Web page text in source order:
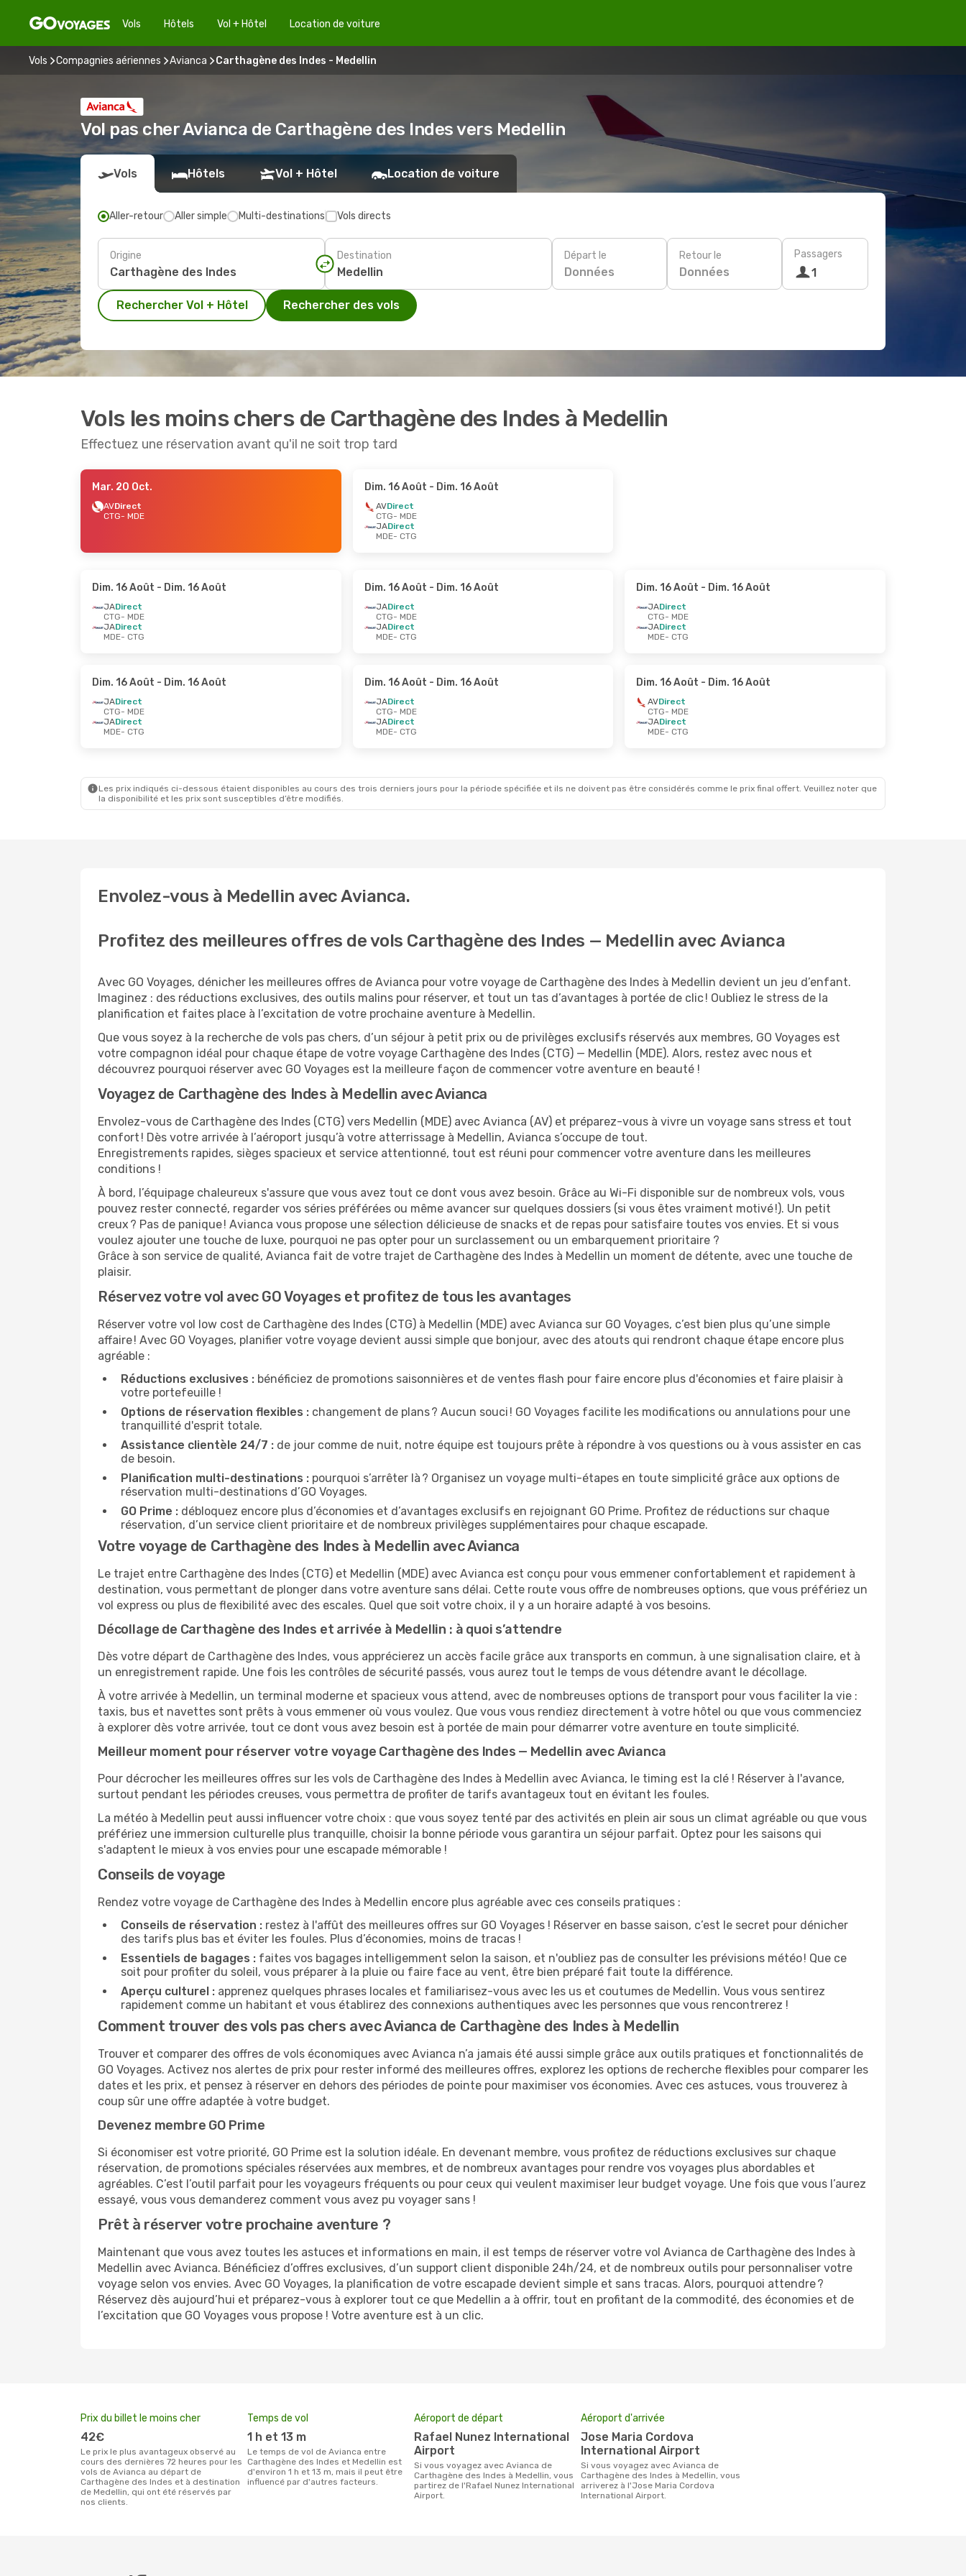
Vols Hôtels Vol + Hôtel Location de voiture
Vols Compagnies aériennes Avianca Carthagène des Indes - Medellin
Vol pas cher Avianca de Carthagène des Indes vers Medellin
Vols Hôtels Vol + Hôtel Location de voiture
Aller-retour Aller simple Multi-destinations Vols directs
Origine Destination Départ le
Données
Retour le
Données
Passagers
1
Rechercher Vol + Hôtel Rechercher des vols
Vols les moins chers de Carthagène des Indes à Medellin
Effectuez une réservation avant qu'il ne soit trop tard
Mar. 20 Oct.
AVDirect
CTG- MDE
Dim. 16 Août - Dim. 16 Août
AVDirect
CTG- MDE
JADirect
MDE- CTG
Dim. 16 Août - Dim. 16 Août
JADirect
CTG- MDE
JADirect
MDE- CTG
Dim. 16 Août - Dim. 16 Août
JADirect
CTG- MDE
JADirect
MDE- CTG
Dim. 16 Août - Dim. 16 Août
JADirect
CTG- MDE
JADirect
MDE- CTG
Dim. 16 Août - Dim. 16 Août
JADirect
CTG- MDE
JADirect
MDE- CTG
Dim. 16 Août - Dim. 16 Août
JADirect
CTG- MDE
JADirect
MDE- CTG
Dim. 16 Août - Dim. 16 Août
AVDirect
CTG- MDE
JADirect
MDE- CTG
Les prix indiqués ci-dessous étaient disponibles au cours des trois derniers jours pour la période spécifiée et ils ne doivent pas être considérés comme le prix final offert. Veuillez noter que
la disponibilité et les prix sont susceptibles d’être modifiés.
Envolez-vous à Medellin avec Avianca.
Profitez des meilleures offres de vols Carthagène des Indes — Medellin avec Avianca
Avec GO Voyages, dénicher les meilleures offres de Avianca pour votre voyage de Carthagène des Indes à Medellin devient un jeu d’enfant.
Imaginez : des réductions exclusives, des outils malins pour réserver, et tout un tas d’avantages à portée de clic ! Oubliez le stress de la
planification et faites place à l’excitation de votre prochaine aventure à Medellin.
Que vous soyez à la recherche de vols pas chers, d’un séjour à petit prix ou de privilèges exclusifs réservés aux membres, GO Voyages est
votre compagnon idéal pour chaque étape de votre voyage Carthagène des Indes (CTG) — Medellin (MDE). Alors, restez avec nous et
découvrez pourquoi réserver avec GO Voyages est la meilleure façon de commencer votre aventure en beauté !
Voyagez de Carthagène des Indes à Medellin avec Avianca
Envolez-vous de Carthagène des Indes (CTG) vers Medellin (MDE) avec Avianca (AV) et préparez-vous à vivre un voyage sans stress et tout
confort ! Dès votre arrivée à l’aéroport jusqu’à votre atterrissage à Medellin, Avianca s’occupe de tout.
Enregistrements rapides, sièges spacieux et service attentionné, tout est réuni pour commencer votre aventure dans les meilleures
conditions !
À bord, l’équipage chaleureux s'assure que vous avez tout ce dont vous avez besoin. Grâce au Wi-Fi disponible sur de nombreux vols, vous
pouvez rester connecté, regarder vos séries préférées ou même avancer sur quelques dossiers (si vous êtes vraiment motivé !). Un petit
creux ? Pas de panique ! Avianca vous propose une sélection délicieuse de snacks et de repas pour satisfaire toutes vos envies. Et si vous
voulez ajouter une touche de luxe, pourquoi ne pas opter pour un surclassement ou un embarquement prioritaire ?
Grâce à son service de qualité, Avianca fait de votre trajet de Carthagène des Indes à Medellin un moment de détente, avec une touche de
plaisir.
Réservez votre vol avec GO Voyages et profitez de tous les avantages
Réserver votre vol low cost de Carthagène des Indes (CTG) à Medellin (MDE) avec Avianca sur GO Voyages, c’est bien plus qu’une simple
affaire ! Avec GO Voyages, planifier votre voyage devient aussi simple que bonjour, avec des atouts qui rendront chaque étape encore plus
agréable :
Réductions exclusives : bénéficiez de promotions saisonnières et de ventes flash pour faire encore plus d'économies et faire plaisir à
votre portefeuille !
Options de réservation flexibles : changement de plans ? Aucun souci ! GO Voyages facilite les modifications ou annulations pour une
tranquillité d'esprit totale.
Assistance clientèle 24/7 : de jour comme de nuit, notre équipe est toujours prête à répondre à vos questions ou à vous assister en cas
de besoin.
Planification multi-destinations : pourquoi s’arrêter là ? Organisez un voyage multi-étapes en toute simplicité grâce aux options de
réservation multi-destinations d’GO Voyages.
GO Prime : débloquez encore plus d’économies et d’avantages exclusifs en rejoignant GO Prime. Profitez de réductions sur chaque
réservation, d’un service client prioritaire et de nombreux privilèges supplémentaires pour chaque escapade.
Votre voyage de Carthagène des Indes à Medellin avec Avianca
Le trajet entre Carthagène des Indes (CTG) et Medellin (MDE) avec Avianca est conçu pour vous emmener confortablement et rapidement à
destination, vous permettant de plonger dans votre aventure sans délai. Cette route vous offre de nombreuses options, que vous préfériez un
vol express ou plus de flexibilité avec des escales. Quel que soit votre choix, il y a un horaire adapté à vos besoins.
Décollage de Carthagène des Indes et arrivée à Medellin : à quoi s’attendre
Dès votre départ de Carthagène des Indes, vous apprécierez un accès facile grâce aux transports en commun, à une signalisation claire, et à
un enregistrement rapide. Une fois les contrôles de sécurité passés, vous aurez tout le temps de vous détendre avant le décollage.
À votre arrivée à Medellin, un terminal moderne et spacieux vous attend, avec de nombreuses options de transport pour vous faciliter la vie :
taxis, bus et navettes sont prêts à vous emmener où vous voulez. Que vous vous rendiez directement à votre hôtel ou que vous commenciez
à explorer dès votre arrivée, tout ce dont vous avez besoin est à portée de main pour démarrer votre aventure en toute simplicité.
Meilleur moment pour réserver votre voyage Carthagène des Indes — Medellin avec Avianca
Pour décrocher les meilleures offres sur les vols de Carthagène des Indes à Medellin avec Avianca, le timing est la clé ! Réserver à l'avance,
surtout pendant les périodes creuses, vous permettra de profiter de tarifs avantageux tout en évitant les foules.
La météo à Medellin peut aussi influencer votre choix : que vous soyez tenté par des activités en plein air sous un climat agréable ou que vous
préfériez une immersion culturelle plus tranquille, choisir la bonne période vous garantira un séjour parfait. Optez pour les saisons qui
s'adaptent le mieux à vos envies pour une escapade mémorable !
Conseils de voyage
Rendez votre voyage de Carthagène des Indes à Medellin encore plus agréable avec ces conseils pratiques :
Conseils de réservation : restez à l'affût des meilleures offres sur GO Voyages ! Réserver en basse saison, c’est le secret pour dénicher
des tarifs plus bas et éviter les foules. Plus d’économies, moins de tracas !
Essentiels de bagages : faites vos bagages intelligemment selon la saison, et n'oubliez pas de consulter les prévisions météo ! Que ce
soit pour profiter du soleil, vous préparer à la pluie ou faire face au vent, être bien préparé fait toute la différence.
Aperçu culturel : apprenez quelques phrases locales et familiarisez-vous avec les us et coutumes de Medellin. Vous vous sentirez
rapidement comme un habitant et vous établirez des connexions authentiques avec les personnes que vous rencontrerez !
Comment trouver des vols pas chers avec Avianca de Carthagène des Indes à Medellin
Trouver et comparer des offres de vols économiques avec Avianca n’a jamais été aussi simple grâce aux outils pratiques et fonctionnalités de
GO Voyages. Activez nos alertes de prix pour rester informé des meilleures offres, explorez les options de recherche flexibles pour comparer les
dates et les prix, et pensez à réserver en dehors des périodes de pointe pour maximiser vos économies. Avec ces astuces, vous trouverez à
coup sûr une offre adaptée à votre budget.
Devenez membre GO Prime
Si économiser est votre priorité, GO Prime est la solution idéale. En devenant membre, vous profitez de réductions exclusives sur chaque
réservation, de promotions spéciales réservées aux membres, et de nombreux avantages pour rendre vos voyages plus abordables et
agréables. C’est l’outil parfait pour les voyageurs fréquents ou pour ceux qui veulent maximiser leur budget voyage. Une fois que vous l’aurez
essayé, vous vous demanderez comment vous avez pu voyager sans !
Prêt à réserver votre prochaine aventure ?
Maintenant que vous avez toutes les astuces et informations en main, il est temps de réserver votre vol Avianca de Carthagène des Indes à
Medellin avec Avianca. Bénéficiez d’offres exclusives, d’un support client disponible 24h/24, et de nombreux outils pour personnaliser votre
voyage selon vos envies. Avec GO Voyages, la planification de votre escapade devient simple et sans tracas. Alors, pourquoi attendre ?
Réservez dès aujourd’hui et préparez-vous à explorer tout ce que Medellin a à offrir, tout en profitant de la commodité, des économies et de
l’excitation que GO Voyages vous propose ! Votre aventure est à un clic.
Prix du billet le moins cher
42€
Le prix le plus avantageux observé au
cours des dernières 72 heures pour les
vols de Avianca au départ de
Carthagène des Indes et à destination
de Medellin, qui ont été réservés par
nos clients.
Temps de vol
1 h et 13 m
Le temps de vol de Avianca entre
Carthagène des Indes et Medellin est
d'environ 1 h et 13 m, mais il peut être
influencé par d'autres facteurs.
Aéroport de départ
Rafael Nunez International
Airport
Si vous voyagez avec Avianca de
Carthagène des Indes à Medellin, vous
partirez de l'Rafael Nunez International
Airport.
Aéroport d'arrivée
Jose Maria Cordova
International Airport
Si vous voyagez avec Avianca de
Carthagène des Indes à Medellin, vous
arriverez à l'Jose Maria Cordova
International Airport.